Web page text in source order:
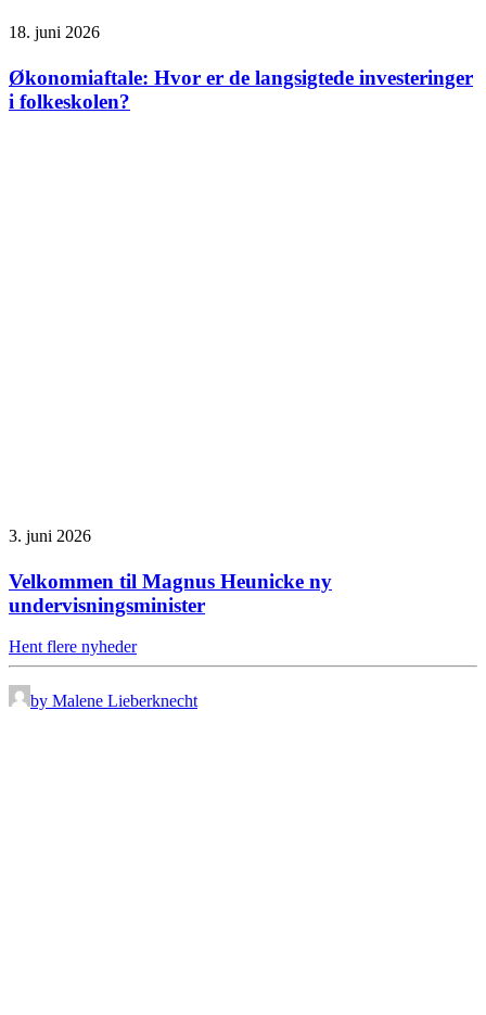
18. juni 2026
Økonomiaftale: Hvor er de langsigtede investeringer
i folkeskolen?
3. juni 2026
Velkommen til Magnus Heunicke ny
undervisningsminister
Hent flere nyheder
by Malene Lieberknecht